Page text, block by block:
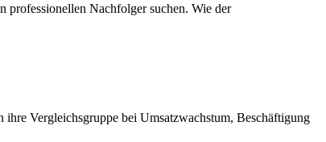
professionellen Nachfolger suchen. Wie der
Vergleichsgruppe bei Umsatzwachstum, Beschäftigung